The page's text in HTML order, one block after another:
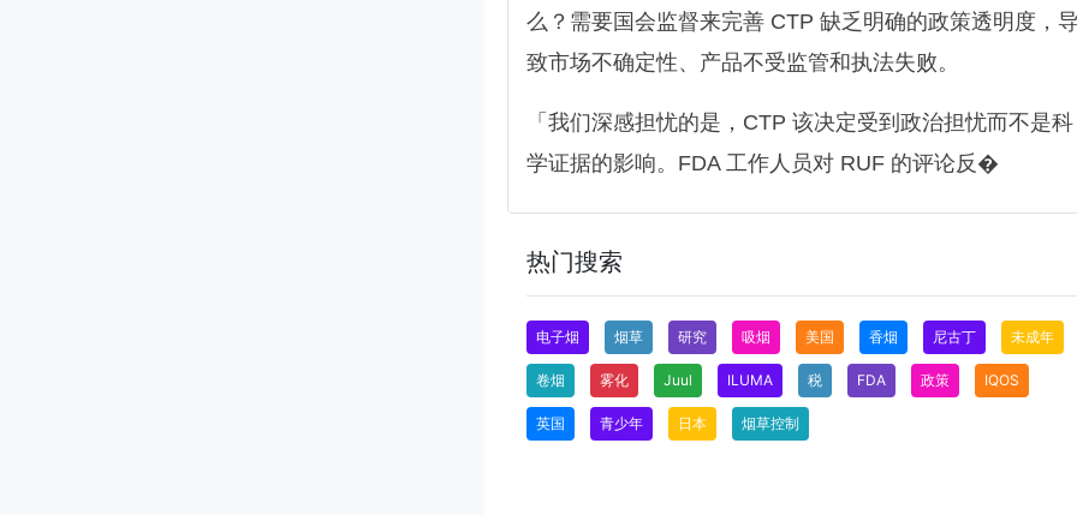
么？需要国会监督来完善 CTP 缺乏明确的政策透明度，
致市场不确定性、产品不受监管和执法失败。
「我们深感担忧的是，CTP 该决定受到政治担忧而不是科
学证据的影响。FDA 工作人员对 RUF 的评论反�
热门搜索
电子烟 烟草 研究 吸烟 美国 香烟 尼古丁 未成年
卷烟 雾化 Juul ILUMA 税 FDA 政策 IQOS
英国 青少年 日本 烟草控制